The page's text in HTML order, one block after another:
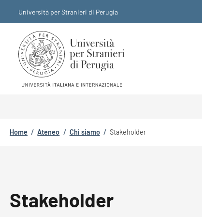
Università per Stranieri di Perugia
Briciole di pane
Home / Ateneo / Chi siamo / Stakeholder
Stakeholder